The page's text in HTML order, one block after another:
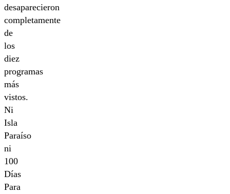
desaparecieron
completamente
de
los
diez
programas
más
vistos.
Ni
Isla
Paraíso
ni
100
Días
Para